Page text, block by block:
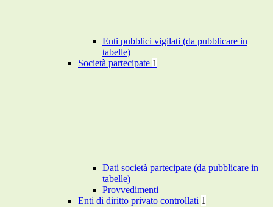
Enti pubblici vigilati (da pubblicare in
tabelle)
Società partecipate 1
Dati società partecipate (da pubblicare in
tabelle)
Provvedimenti
Enti di diritto privato controllati 1